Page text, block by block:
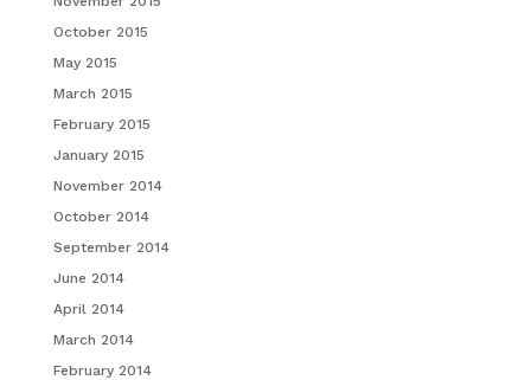
October 2015
May 2015
March 2015
February 2015
January 2015
November 2014
October 2014
September 2014
June 2014
April 2014
March 2014
February 2014